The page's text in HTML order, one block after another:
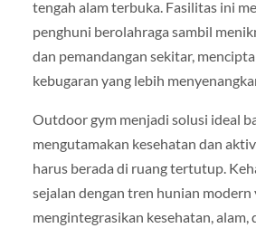
tengah alam terbuka. Fasilitas ini
penghuni berolahraga sambil
dan pemandangan sekitar,
kebugaran yang lebih
Outdoor gym menjadi solusi ideal
mengutamakan kesehatan dan
harus berada di ruang tertutup.
sejalan dengan tren hunian modern
mengintegrasikan kesehatan, alam,